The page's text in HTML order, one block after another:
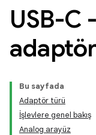
USB-C
Bu sayfada
Adaptör türü
İşlevlere genel bakış
Analog arayüz